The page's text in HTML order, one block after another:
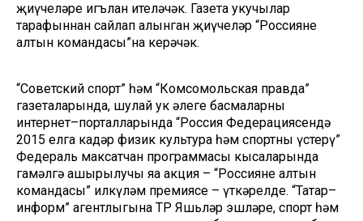
җиңүчеләре игълан ителәчәк. Газета укучылар
тарафыннан сайлап алынган җиңүчеләр “Россиянең
алтын командасы”на керәчәк.
“Советский спорт” һәм “Комсомольская правда”
газеталарында, шулай ук әлеге басмаларның
интернет–порталларында “Россия Федерациясендә
2015 елга кадәр физик культура һәм спортны үстерү”
Федераль максатчан программасы кысаларында
гамәлгә ашырылучы яңа акция – “Россиянең алтын
командасы” илкүләм премиясе – үткәрелде. “Татар–
информ” агентлыгына ТР Яшьләр эшләре, спорт һәм